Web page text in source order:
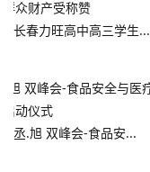
长春力旺高中高三学生...
丞.旭 双峰会-食品安...